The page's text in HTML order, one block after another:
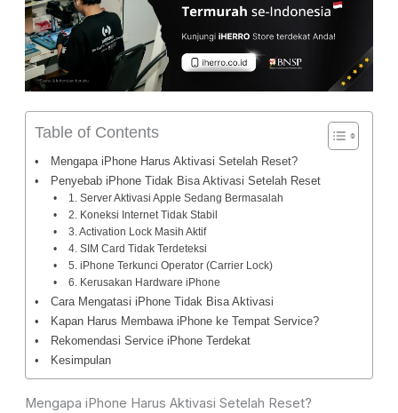
Table of Contents
Mengapa iPhone Harus Aktivasi Setelah Reset?
Penyebab iPhone Tidak Bisa Aktivasi Setelah Reset
1. Server Aktivasi Apple Sedang Bermasalah
2. Koneksi Internet Tidak Stabil
3. Activation Lock Masih Aktif
4. SIM Card Tidak Terdeteksi
5. iPhone Terkunci Operator (Carrier Lock)
6. Kerusakan Hardware iPhone
Cara Mengatasi iPhone Tidak Bisa Aktivasi
Kapan Harus Membawa iPhone ke Tempat Service?
Rekomendasi Service iPhone Terdekat
Kesimpulan
Mengapa iPhone Harus Aktivasi Setelah Reset?